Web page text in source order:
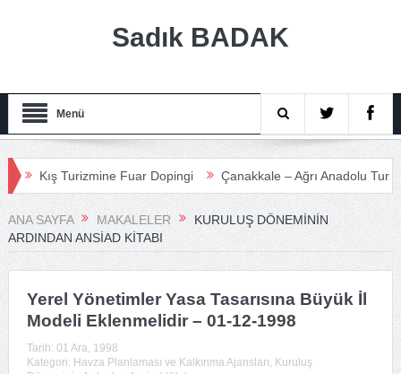
Sadık BADAK
Menü
Kış Turizmine Fuar Dopingi Çanakkale – Ağrı Anadolu Turizm
ANA SAYFA MAKALELER
KURULUŞ DÖNEMININ
ARDINDAN ANSIAD KITABI
Yerel Yönetimler Yasa Tasarısına Büyük İl
Modeli Eklenmelidir – 01-12-1998
Tarih: 01 Ara, 1998
Kategori: Havza Planlaması ve Kalkınma Ajansları Kuruluş